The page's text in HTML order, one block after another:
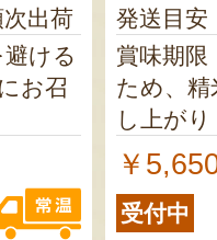
出荷
ける
お召
発送目安
賞味期限
ため、
し上が
￥
受付中